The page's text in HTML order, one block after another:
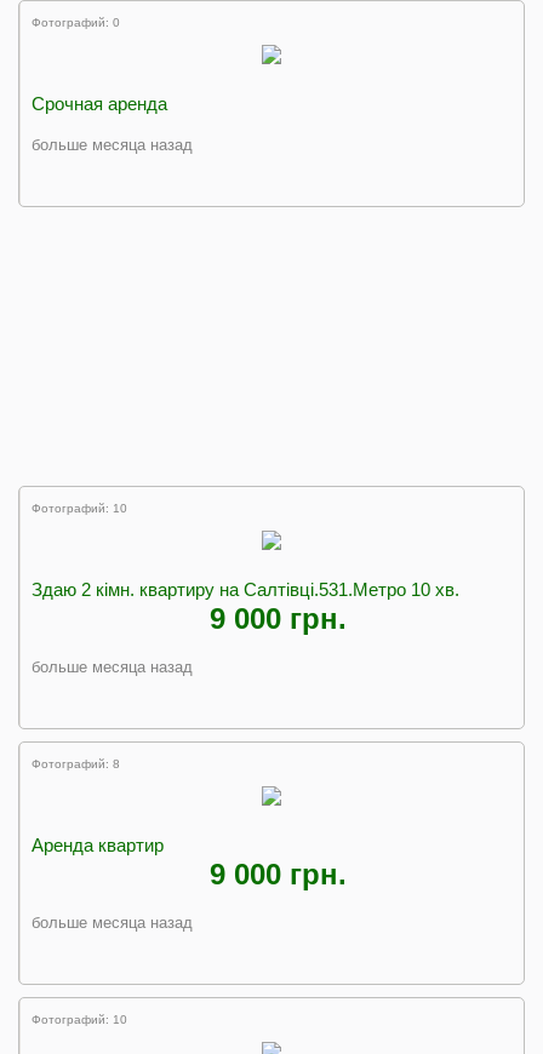
Фотографий: 0
Срочная аренда
больше месяца назад
Фотографий: 10
Здаю 2 кімн. квартиру на Салтівці.531.Метро 10 хв.
9 000 грн.
больше месяца назад
Фотографий: 8
Аренда квартир
9 000 грн.
больше месяца назад
Фотографий: 10